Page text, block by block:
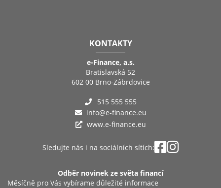
KONTAKTY
e-Finance, a.s.
Bratislavská 52
602 00 Brno-Zábrdovice
515 555 555
info@e-finance.eu
www.e-finance.eu
Sledujte nás i na sociálních sítích:
Odběr novinek ze světa financí
Měsíčně pro Vás vybírame důležité informace